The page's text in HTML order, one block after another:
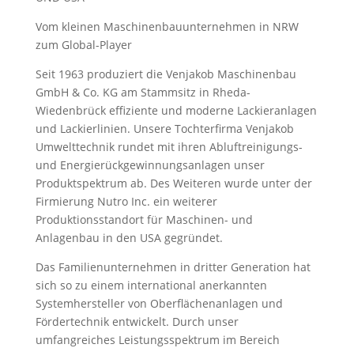
Vom kleinen Maschinenbauunternehmen in NRW
zum Global-Player
Seit 1963 produziert die Venjakob Maschinenbau
GmbH & Co. KG am Stammsitz in Rheda-
Wiedenbrück effiziente und moderne Lackieranlagen
und Lackierlinien. Unsere Tochterfirma Venjakob
Umwelttechnik rundet mit ihren Abluftreinigungs-
und Energierückgewinnungsanlagen unser
Produktspektrum ab. Des Weiteren wurde unter der
Firmierung Nutro Inc. ein weiterer
Produktionsstandort für Maschinen- und
Anlagenbau in den USA gegründet.
Das Familienunternehmen in dritter Generation hat
sich so zu einem international anerkannten
Systemhersteller von Oberflächenanlagen und
Fördertechnik entwickelt. Durch unser
umfangreiches Leistungsspektrum im Bereich